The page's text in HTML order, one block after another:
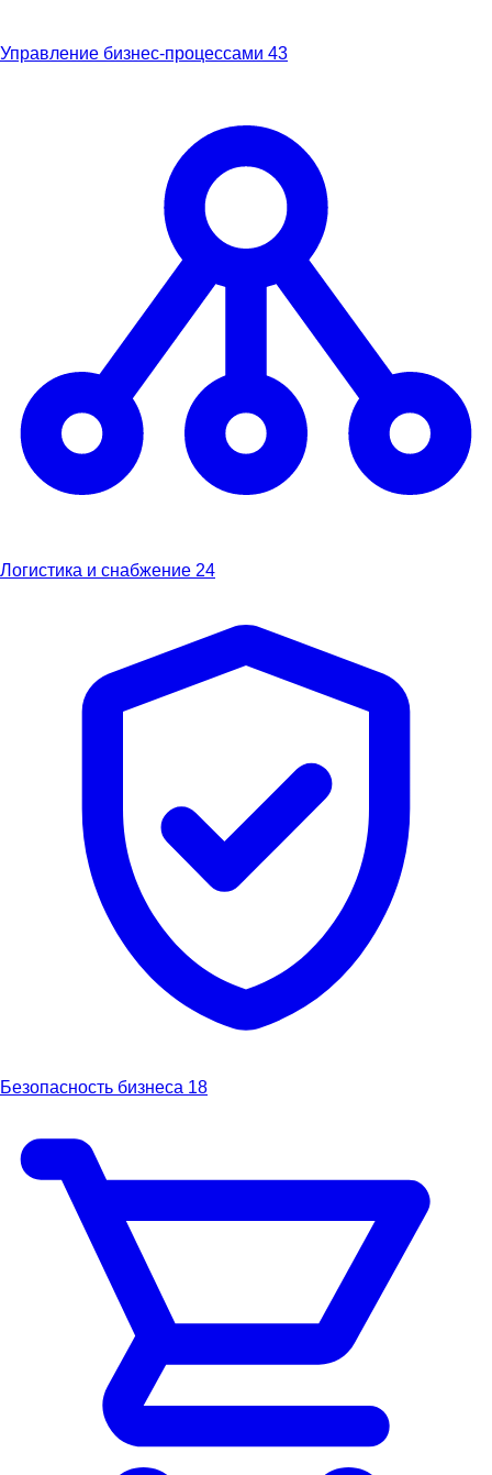
Управление бизнес-процессами 43
Логистика и снабжение 24
Безопасность бизнеса 18